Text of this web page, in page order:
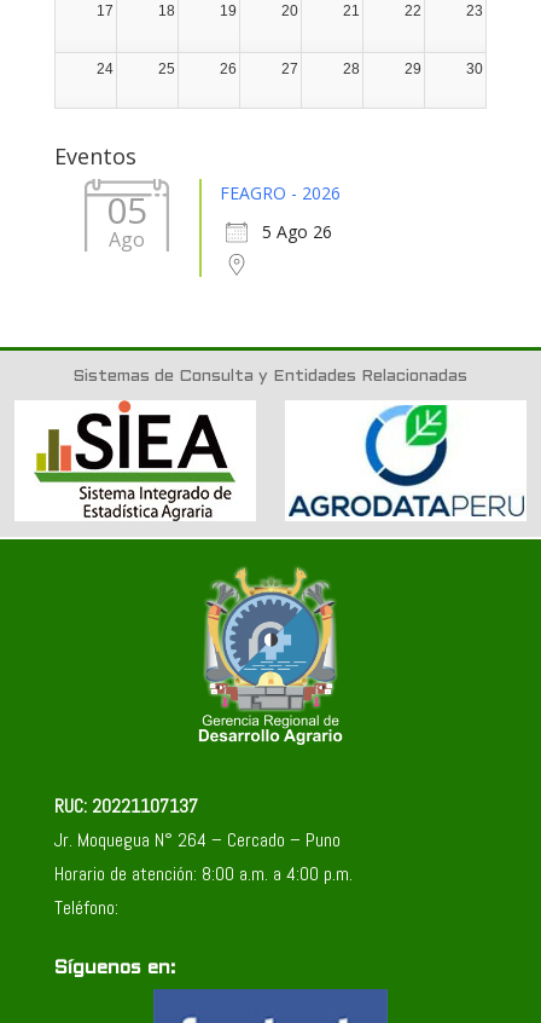
17 18 19 20 21 22 23
24 25 26 27 28 29 30
Eventos
05
Ago
FEAGRO - 2026
5 Ago 26
Sistemas de Consulta y Entidades Relacionadas
RUC: 20221107137
Jr. Moquegua N° 264 – Cercado – Puno
Horario de atención: 8:00 a.m. a 4:00 p.m.
Teléfono:
Síguenos en: